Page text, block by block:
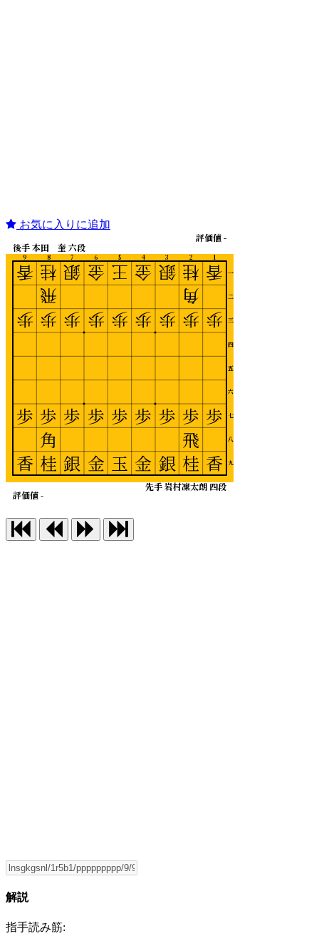
お気に入りに追加
1
2
3
4
5
6
7
8
9
一
二
三
四
五
六
七
八
九
先手 岩村凜太朗 四段
後手 本田 奎 六段
評価値 -
評価値 -
香
歩
歩
香
桂
角
歩
歩
飛
桂
銀
歩
歩
銀
金
歩
歩
金
王
歩
歩
玉
金
歩
歩
金
銀
歩
歩
銀
桂
飛
歩
歩
角
桂
香
歩
歩
香
解説
指手読み筋: